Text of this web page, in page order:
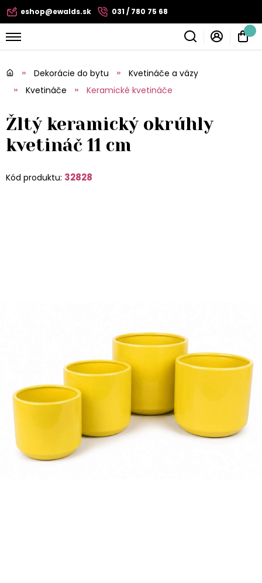
eshop@ewalds.sk 031 / 780 75 68
Dekorácie do bytu
Kvetináče a vázy
Kvetináče
Keramické kvetináče
Žltý keramický okrúhly
kvetináč 11 cm
Kód produktu: 32828